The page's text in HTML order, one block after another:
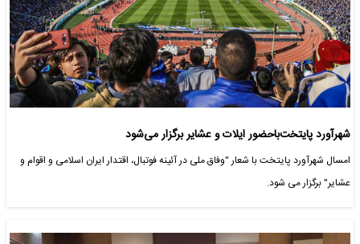
شهرآورد پایتخت‌باحضور ایلات و عشایر برگزار می‌شود
امسال شهرآورد پایتخت با شعار "وفاق ملی در آئینه فوتبال، اقتدار ایران اسلامی و اقوام و
عشایر" برگزار می شود.